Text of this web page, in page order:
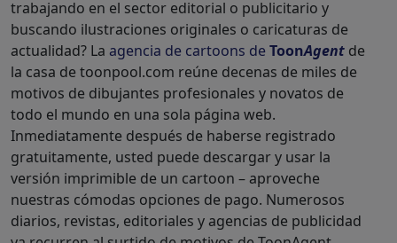
trabajando en el sector editorial o publicitario y
buscando ilustraciones originales o caricaturas de
actualidad? La agencia de cartoons de ToonAgent de
la casa de toonpool.com reúne decenas de miles de
motivos de dibujantes profesionales y novatos de
todo el mundo en una sola página web.
Inmediatamente después de haberse registrado
gratuitamente, usted puede descargar y usar la
versión imprimible de un cartoon – aproveche
nuestras cómodas opciones de pago. Numerosos
diarios, revistas, editoriales y agencias de publicidad